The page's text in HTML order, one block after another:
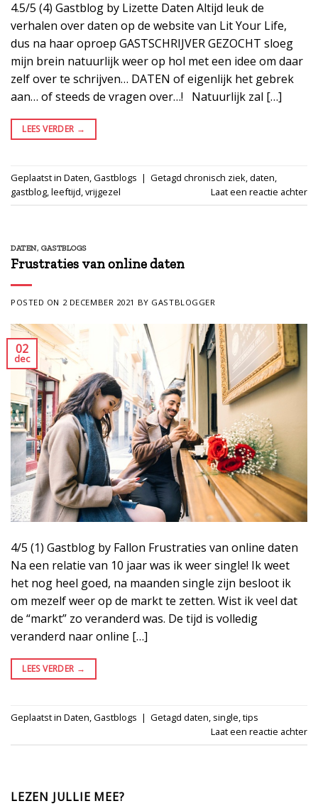
4.5/5 (4) Gastblog by Lizette Daten Altijd leuk de
verhalen over daten op de website van Lit Your Life,
dus na haar oproep GASTSCHRIJVER GEZOCHT sloeg
mijn brein natuurlijk weer op hol met een idee om daar
zelf over te schrijven… DATEN of eigenlijk het gebrek
aan… of steeds de vragen over…! Natuurlijk zal […]
LEES VERDER →
Geplaatst in Daten,Gastblogs | Getagd chronisch ziek,daten,
gastblog,leeftijd,vrijgezel Laat een reactie achter
DATEN, GASTBLOGS
Frustraties van online daten
POSTED ON 2 DECEMBER 2021 BY GASTBLOGGER
02
dec
4/5 (1) Gastblog by Fallon Frustraties van online daten
Na een relatie van 10 jaar was ik weer single! Ik weet
het nog heel goed, na maanden single zijn besloot ik
om mezelf weer op de markt te zetten. Wist ik veel dat
de “markt” zo veranderd was. De tijd is volledig
veranderd naar online […]
LEES VERDER →
Geplaatst in Daten,Gastblogs | Getagd daten, single,tips
Laat een reactie achter
LEZEN JULLIE MEE?